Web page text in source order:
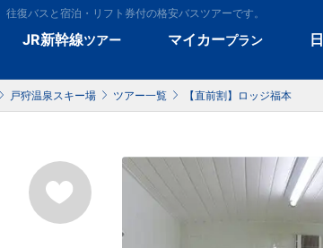
復バスと宿泊・リフト券付の格安バスツアーです。
JR新幹線ツアー マイカープラン
戸狩温泉スキー場 ツアー一覧 【直前割】ロッジ福本